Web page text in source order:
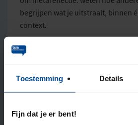
Toestemming Details
Fijn dat je er bent!
begrijpen wat je uitstraalt, binnen
context.
Relaties, netwerk
Een personal brand ontstaat altijd
anderen. De geïnterviewde
hoe men met mensen omgaat.